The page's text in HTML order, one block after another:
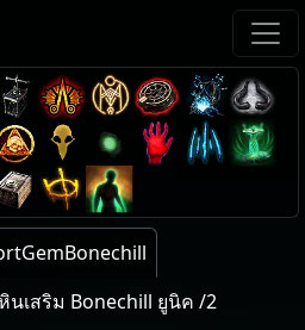
นเสริม Bonechill ยูนิค /2